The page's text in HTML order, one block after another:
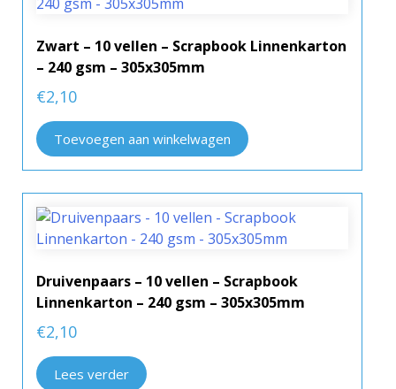
Zwart – 10 vellen – Scrapbook Linnenkarton
– 240 gsm – 305x305mm
€2,10
Toevoegen aan winkelwagen
Druivenpaars – 10 vellen – Scrapbook
Linnenkarton – 240 gsm – 305x305mm
€2,10
Lees verder